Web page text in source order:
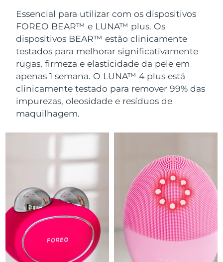
Essencial para utilizar com os dispositivos
FOREO BEAR™ e LUNA™ plus. Os
dispositivos BEAR™ estão clinicamente
testados para melhorar significativamente
rugas, firmeza e elasticidade da pele em
apenas 1 semana. O LUNA™ 4 plus está
clinicamente testado para remover 99% das
impurezas, oleosidade e resíduos de
maquilhagem.